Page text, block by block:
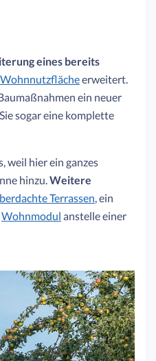
eines bereits
Wohnnutzflächeerweitert.
ein neuer
sogar eine komplette
weil hier ein ganzes
hinzu.Weitere
Terrassen, ein
Wohnmodul anstelle einer